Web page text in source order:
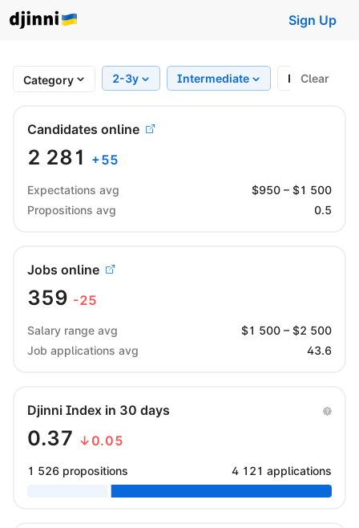
Sign Up
Category 2-3y Intermediate Region
Clear
Candidates online
2 281 +55
Expectations avg $950 – $1 500
Propositions avg
0.5
Jobs online
359 -25
Salary range avg $1 500 – $2 500
Job applications avg
43.6
Djinni Index in 30 days
0.37 ↓0.05
1 526 propositions 4 121 applications